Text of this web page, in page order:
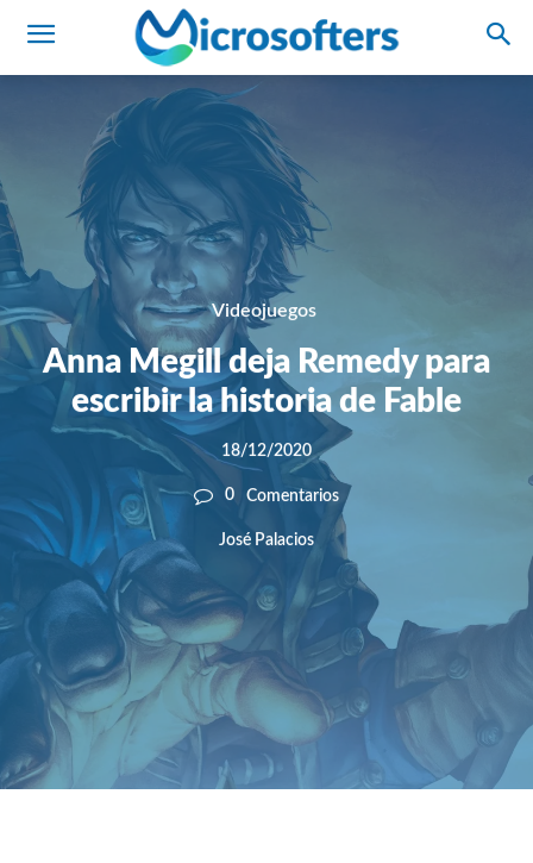
Videojuegos
Anna Megill deja Remedy para
escribir la historia de Fable
18/12/2020
0 Comentarios
José Palacios